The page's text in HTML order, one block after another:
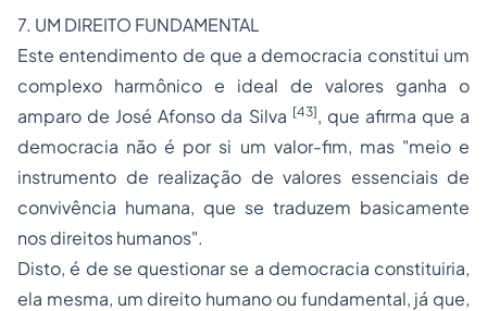
7. UM DIREITO FUNDAMENTAL
Este entendimento de que a democracia constitui um
complexo harmônico e ideal de valores ganha o
amparo de José Afonso da Silva [43], que afirma que a
democracia não é por si um valor-fim, mas "meio e
instrumento de realização de valores essenciais de
convivência humana, que se traduzem basicamente
nos direitos humanos".
Disto, é de se questionar se a democracia constituiria,
ela mesma, um direito humano ou fundamental, já que,